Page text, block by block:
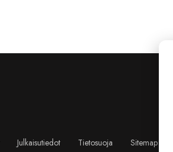
Julkaisutiedot Tietosuoja Sitemap